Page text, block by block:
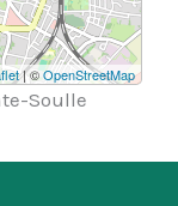
| ©OpenStreetMap
Soulle